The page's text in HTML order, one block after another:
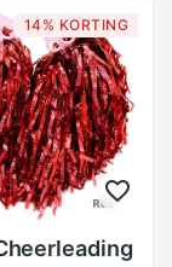
14% KORTING